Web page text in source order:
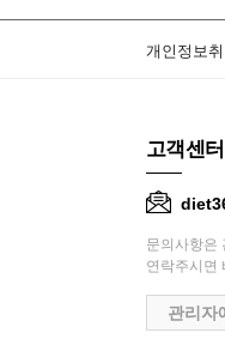
개인정보
고객센터
문의사항은
연락주시면
관리자